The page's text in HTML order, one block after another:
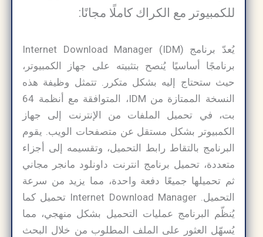
للكمبيوتر مع الكراك كاملًا مجانًا:
يُعدّ برنامج Internet Download Manager (IDM)
برنامجًا أساسيًا يُنصح بتثبيته على جهاز الكمبيوتر،
حيث ستحتاج إليه بشكل متكرر. تتمثل وظيفة هذه
النسخة الممتازة من IDM، المتوافقة مع أنظمة 64
بت، في تحميل الملفات من الإنترنت إلى جهاز
الكمبيوتر بشكل مستقل عن متصفحات الويب. يقوم
البرنامج بالتقاط رابط التحميل، وتقسيمه إلى أجزاء
متعددة، تحميل برنامج انترنت داونلود مانجر مجاني
ثم تحميلها جميعًا دفعة واحدة، مما يزيد من سرعة
التحميل. Internet Download Manager تحميل كما
يُنظّم البرنامج عمليات التحميل بشكل منهجي، مما
يُسهّل العثور على الملف المطلوب من خلال البحث